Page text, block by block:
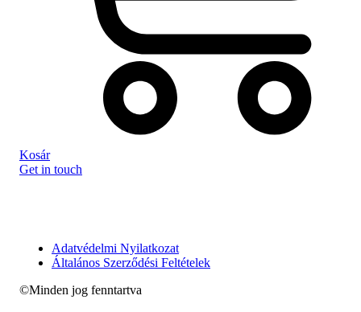
Kosár
Get in touch
Adatvédelmi Nyilatkozat
Általános Szerződési Feltételek
©Minden jog fenntartva